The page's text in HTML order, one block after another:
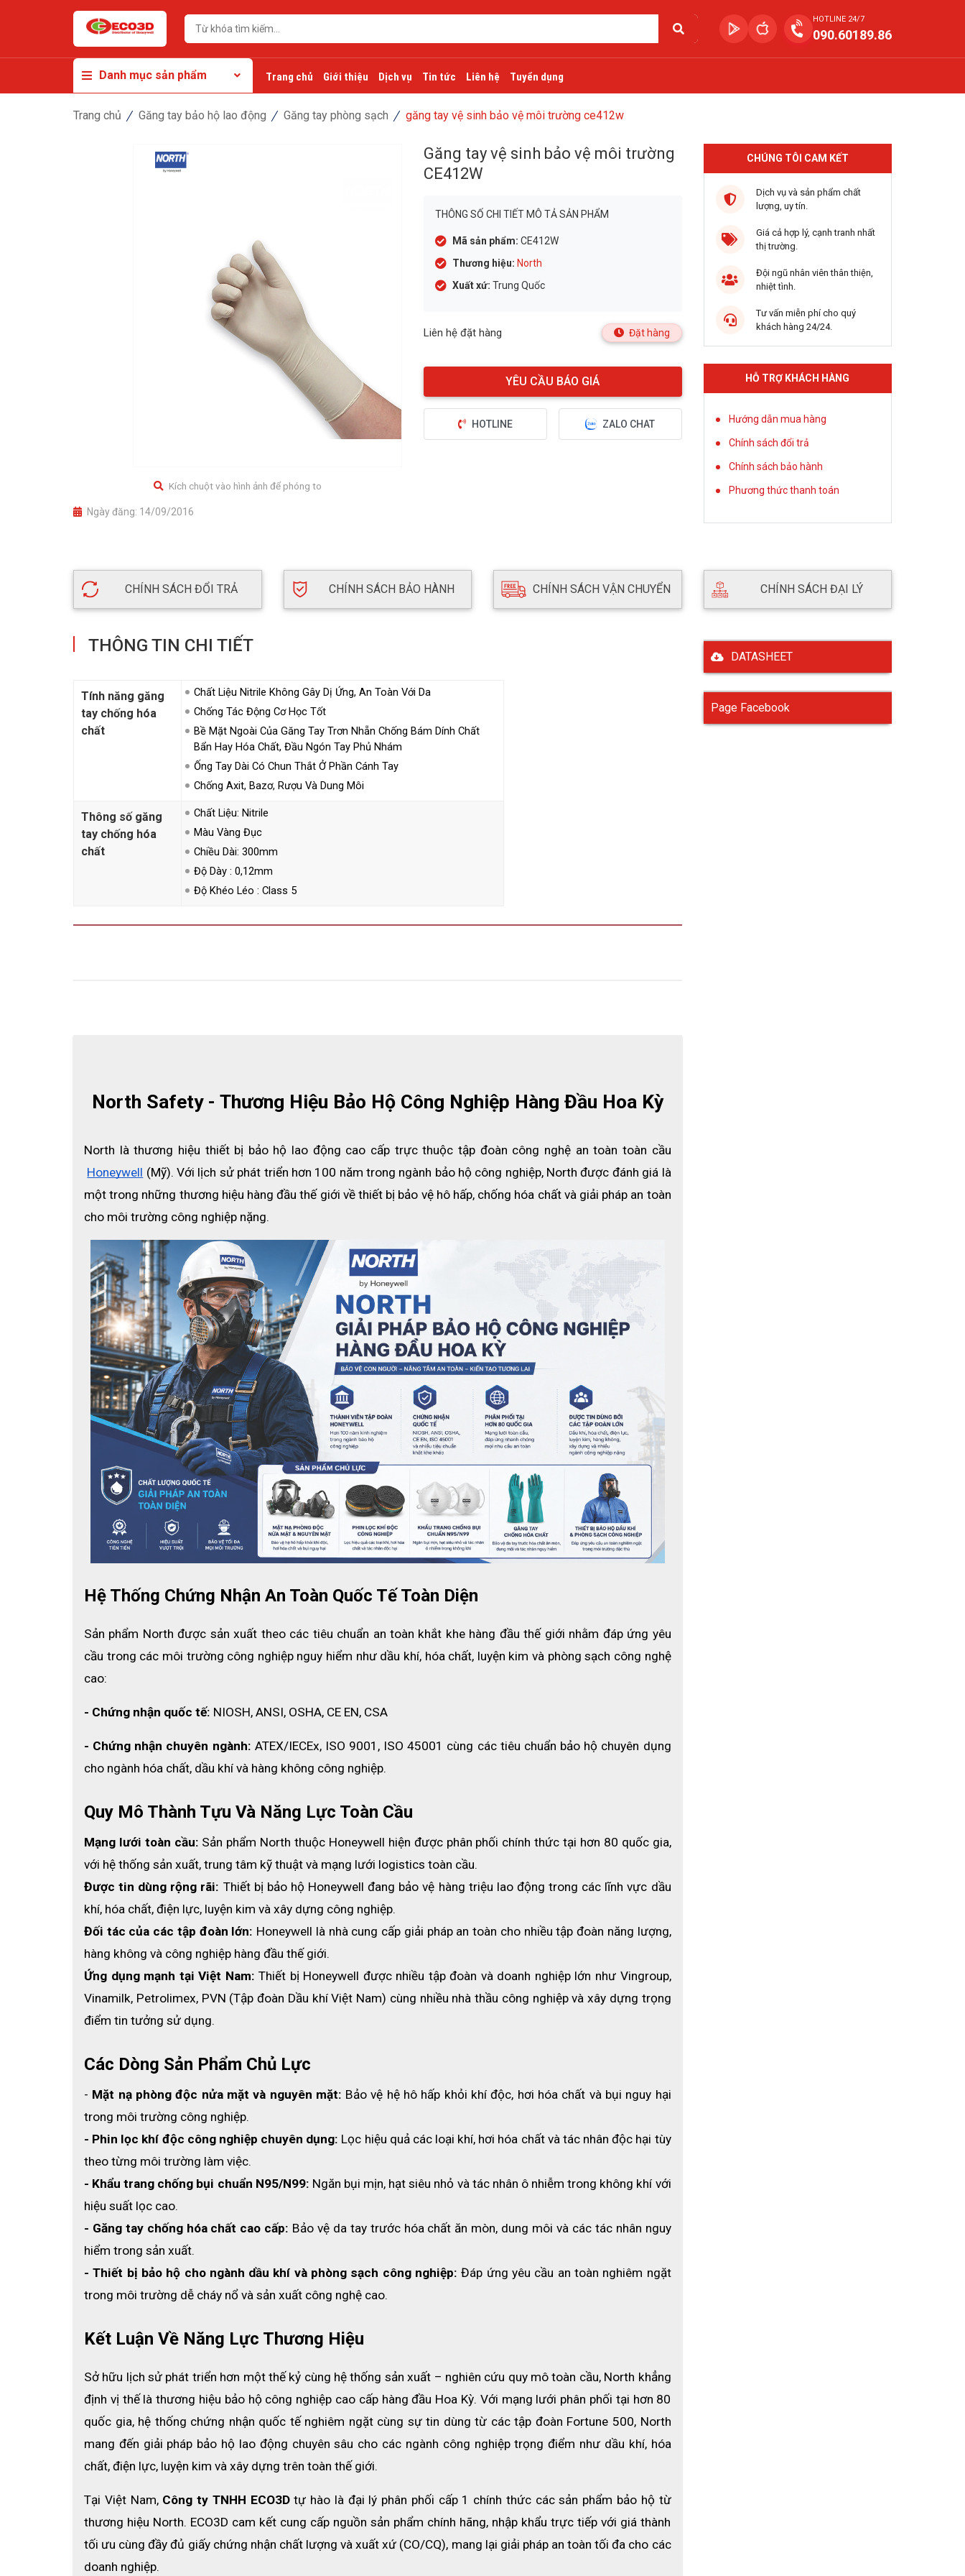
HOTLINE 24/7
090.60189.86
Danh mục sản phẩm Trang chủ Giới thiệu Dịch vụ Tin tức Liên hệ Tuyển dụng
Trang chủ Găng tay bảo hộ lao động Găng tay phòng sạch găng tay vệ sinh bảo vệ môi trường ce412w
Kích chuột vào hình ảnh để phóng to
Ngày đăng: 14/09/2016
Găng tay vệ sinh bảo vệ môi trường
CE412W
THÔNG SỐ CHI TIẾT MÔ TẢ SẢN PHẨM
Mã sản phẩm: CE412W
Thương hiệu: North
Xuất xứ: Trung Quốc
Liên hệ đặt hàng Đặt hàng
HOTLINE ZALO CHAT
CHÚNG TÔI CAM KẾT
Dịch vụ và sản phẩm chất
lượng, uy tín.
Giá cả hợp lý, cạnh tranh nhất
thị trường.
Đội ngũ nhân viên thân thiện,
nhiệt tình.
Tư vấn miễn phí cho quý
khách hàng 24/24.
HỖ TRỢ KHÁCH HÀNG
Hướng dẫn mua hàng
Chính sách đổi trả
Chính sách bảo hành
Phương thức thanh toán
CHÍNH SÁCH ĐỔI TRẢ CHÍNH SÁCH BẢO HÀNH CHÍNH SÁCH VẬN CHUYỂN CHÍNH SÁCH ĐẠI LÝ
THÔNG TIN CHI TIẾT
Tính năng găng
tay chống hóa
chất
Chất Liệu Nitrile Không Gây Dị Ứng, An Toàn Với Da
Chống Tác Động Cơ Học Tốt
Bề Mặt Ngoài Của Găng Tay Trơn Nhẵn Chống Bám Dính Chất
Bẩn Hay Hóa Chất, Đầu Ngón Tay Phủ Nhám
Ống Tay Dài Có Chun Thắt Ở Phần Cánh Tay
Chống Axit, Bazơ, Rượu Và Dung Môi
Thông số găng
tay chống hóa
chất
Chất Liệu: Nitrile
Màu Vàng Đục
Chiều Dài: 300mm
Độ Dày : 0,12mm
Độ Khéo Léo : Class 5
North Safety - Thương Hiệu Bảo Hộ Công Nghiệp Hàng Đầu Hoa Kỳ
North là thương hiệu thiết bị bảo hộ lao động cao cấp trực thuộc tập đoàn công nghệ an toàn toàn cầu
Honeywell (Mỹ). Với lịch sử phát triển hơn 100 năm trong ngành bảo hộ công nghiệp, North được đánh giá là
một trong những thương hiệu hàng đầu thế giới về thiết bị bảo vệ hô hấp, chống hóa chất và giải pháp an toàn
cho môi trường công nghiệp nặng.
Hệ Thống Chứng Nhận An Toàn Quốc Tế Toàn Diện
Sản phẩm North được sản xuất theo các tiêu chuẩn an toàn khắt khe hàng đầu thế giới nhằm đáp ứng yêu
cầu trong các môi trường công nghiệp nguy hiểm như dầu khí, hóa chất, luyện kim và phòng sạch công nghệ
cao:
- Chứng nhận quốc tế: NIOSH, ANSI, OSHA, CE EN, CSA
- Chứng nhận chuyên ngành: ATEX/IECEx, ISO 9001, ISO 45001 cùng các tiêu chuẩn bảo hộ chuyên dụng
cho ngành hóa chất, dầu khí và hàng không công nghiệp.
Quy Mô Thành Tựu Và Năng Lực Toàn Cầu
Mạng lưới toàn cầu: Sản phẩm North thuộc Honeywell hiện được phân phối chính thức tại hơn 80 quốc gia,
với hệ thống sản xuất, trung tâm kỹ thuật và mạng lưới logistics toàn cầu.
Được tin dùng rộng rãi: Thiết bị bảo hộ Honeywell đang bảo vệ hàng triệu lao động trong các lĩnh vực dầu
khí, hóa chất, điện lực, luyện kim và xây dựng công nghiệp.
Đối tác của các tập đoàn lớn: Honeywell là nhà cung cấp giải pháp an toàn cho nhiều tập đoàn năng lượng,
hàng không và công nghiệp hàng đầu thế giới.
Ứng dụng mạnh tại Việt Nam: Thiết bị Honeywell được nhiều tập đoàn và doanh nghiệp lớn như Vingroup,
Vinamilk, Petrolimex, PVN (Tập đoàn Dầu khí Việt Nam) cùng nhiều nhà thầu công nghiệp và xây dựng trọng
điểm tin tưởng sử dụng.
Các Dòng Sản Phẩm Chủ Lực
- Mặt nạ phòng độc nửa mặt và nguyên mặt: Bảo vệ hệ hô hấp khỏi khí độc, hơi hóa chất và bụi nguy hại
trong môi trường công nghiệp.
- Phin lọc khí độc công nghiệp chuyên dụng: Lọc hiệu quả các loại khí, hơi hóa chất và tác nhân độc hại tùy
theo từng môi trường làm việc.
- Khẩu trang chống bụi chuẩn N95/N99: Ngăn bụi mịn, hạt siêu nhỏ và tác nhân ô nhiễm trong không khí với
hiệu suất lọc cao.
- Găng tay chống hóa chất cao cấp: Bảo vệ da tay trước hóa chất ăn mòn, dung môi và các tác nhân nguy
hiểm trong sản xuất.
- Thiết bị bảo hộ cho ngành dầu khí và phòng sạch công nghiệp: Đáp ứng yêu cầu an toàn nghiêm ngặt
trong môi trường dễ cháy nổ và sản xuất công nghệ cao.
Kết Luận Về Năng Lực Thương Hiệu
Sở hữu lịch sử phát triển hơn một thế kỷ cùng hệ thống sản xuất – nghiên cứu quy mô toàn cầu, North khẳng
định vị thế là thương hiệu bảo hộ công nghiệp cao cấp hàng đầu Hoa Kỳ. Với mạng lưới phân phối tại hơn 80
quốc gia, hệ thống chứng nhận quốc tế nghiêm ngặt cùng sự tin dùng từ các tập đoàn Fortune 500, North
mang đến giải pháp bảo hộ lao động chuyên sâu cho các ngành công nghiệp trọng điểm như dầu khí, hóa
chất, điện lực, luyện kim và xây dựng trên toàn thế giới.
Tại Việt Nam, Công ty TNHH ECO3D tự hào là đại lý phân phối cấp 1 chính thức các sản phẩm bảo hộ từ
thương hiệu North. ECO3D cam kết cung cấp nguồn sản phẩm chính hãng, nhập khẩu trực tiếp với giá thành
tối ưu cùng đầy đủ giấy chứng nhận chất lượng và xuất xứ (CO/CQ), mang lại giải pháp an toàn tối đa cho các
doanh nghiệp.
DATASHEET
Page Facebook